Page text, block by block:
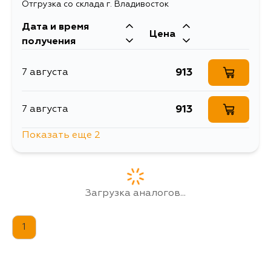
Отгрузка со склада г. Владивосток
Дата и время
получения
Цена
7 августа 913
7 августа 913
Показать еще 2
Загрузка аналогов...
1